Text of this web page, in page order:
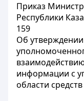
Приказ
Республики
159
Об
информации с
области